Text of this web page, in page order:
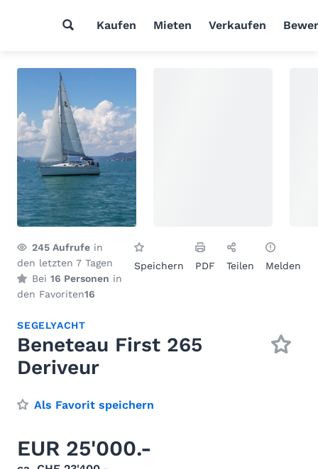
Kaufen Mieten Verkaufen
245 Aufrufe in
den letzten 7 Tagen
Bei 16 Personen in
den Favoriten16
Speichern PDF Teilen Melden
SEGELYACHT
Beneteau First 265
Deriveur
Als Favorit speichern
EUR 25'000.-